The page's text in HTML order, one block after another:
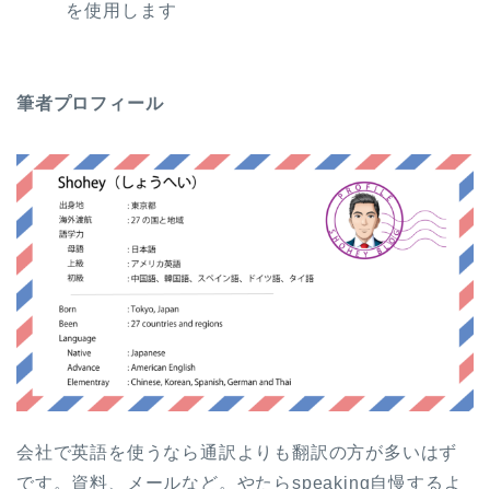
を使用します
筆者プロフィール
会社で英語を使うなら通訳よりも翻訳の方が多いはず
です。資料、メールなど。やたらspeaking自慢するよ